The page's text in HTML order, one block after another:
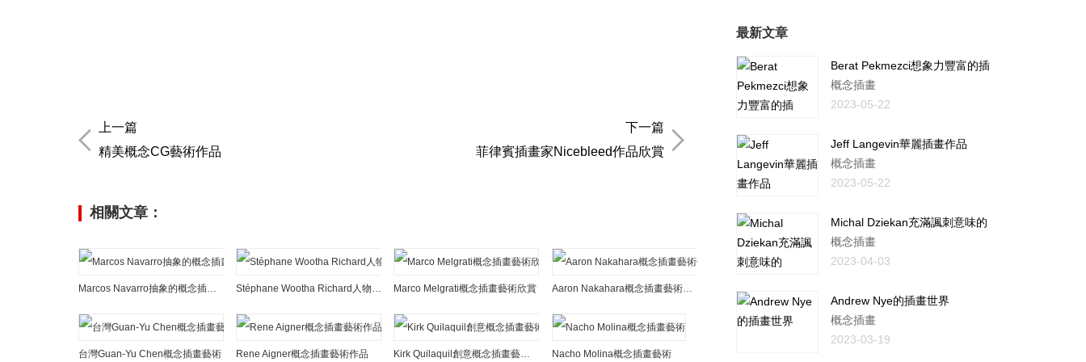
上一篇
精美概念CG藝術作品
下一篇
菲律賓插畫家Nicebleed作品欣賞
相關文章：
Marcos Navarro抽象的概念插畫藝術作品 Stéphane Wootha Richard人物和概念插畫藝術作品 Marco Melgrati概念插畫藝術欣賞 Aaron Nakahara概念插畫藝術作品
台灣Guan-Yu Chen概念插畫藝術 Rene Aigner概念插畫藝術作品 Kirk Quilaquil創意概念插畫藝術作品 Nacho Molina概念插畫藝術
最新文章
Berat Pekmezci想象力豐富的插
概念插畫
2023-05-22
Jeff Langevin華麗插畫作品
概念插畫
2023-05-22
Michal Dziekan充滿諷刺意味的
概念插畫
2023-04-03
Andrew Nye的插畫世界
概念插畫
2023-03-19